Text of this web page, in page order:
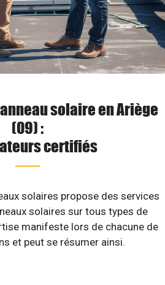
solaire en Ariège
(09) :
certifiés
solaires propose des services
solaires sur tous types de
manifeste lors de chacune de
et peut se résumer ainsi.